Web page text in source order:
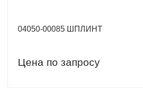
04050-00085 ШПЛИНТ
Цена по запросу